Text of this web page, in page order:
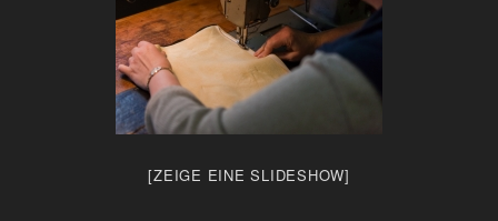
[ZEIGE EINE SLIDESHOW]